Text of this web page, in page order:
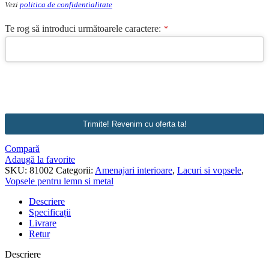
Vezi politica de confidentialitate
Te rog să introduci următoarele caractere: *
Trimite! Revenim cu oferta ta!
Your
Website *
Compară
Adaugă la favorite
SKU: 81002 Categorii: Amenajari interioare, Lacuri si vopsele,
Vopsele pentru lemn si metal
Descriere
Specificații
Livrare
Retur
Descriere